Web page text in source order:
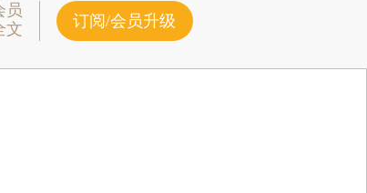
员
文
订阅/会员升级